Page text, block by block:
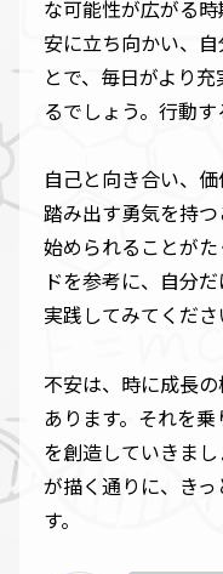
な可能性が広がる
安に立ち向かい、
とで、毎日がより
るでしょう。行動す
自己と向き合い、
踏み出す勇気を持
始められることが
ドを参考に、自分
実践してみてくださ
不安は、時に成長
あります。それを
を創造していきま
が描く通りに、き
す。